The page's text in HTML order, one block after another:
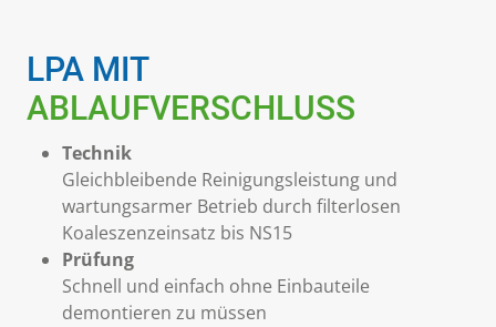
LPA MIT
ABLAUFVERSCHLUSS
Technik
Gleichbleibende Reinigungsleistung und
wartungsarmer Betrieb durch filterlosen
Koaleszenzeinsatz bis NS15
Prüfung
Schnell und einfach ohne Einbauteile
demontieren zu müssen